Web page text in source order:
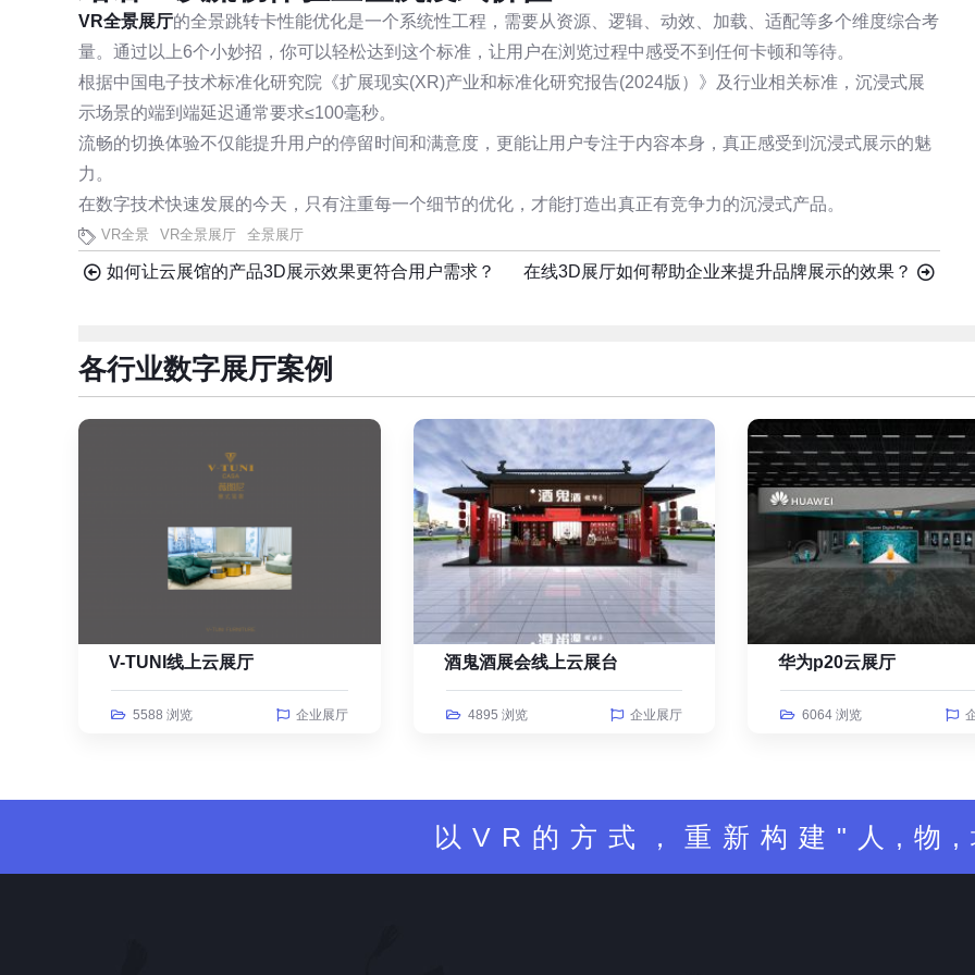
VR全景展厅的全景跳转卡性能优化是一个系统性工程，需要从资源、逻辑、动效、加载、适配等多个维度综合考
量。通过以上6个小妙招，你可以轻松达到这个标准，让用户在浏览过程中感受不到任何卡顿和等待。
根据中国电子技术标准化研究院《扩展现实(XR)产业和标准化研究报告(2024版）》及行业相关标准，沉浸式展
示场景的端到端延迟通常要求≤100毫秒。
流畅的切换体验不仅能提升用户的停留时间和满意度，更能让用户专注于内容本身，真正感受到沉浸式展示的魅
力。
在数字技术快速发展的今天，只有注重每一个细节的优化，才能打造出真正有竞争力的沉浸式产品。
VR全景 VR全景展厅 全景展厅
如何让云展馆的产品3D展示效果更符合用户需求？ 在线3D展厅如何帮助企业来提升品牌展示的效果？
各行业数字展厅案例
V-TUNI线上云展厅
5588 浏览 企业展厅
酒鬼酒展会线上云展台
4895 浏览 企业展厅
华为p20云展厅
6064 浏览
以VR的方式，重新构建"人,物